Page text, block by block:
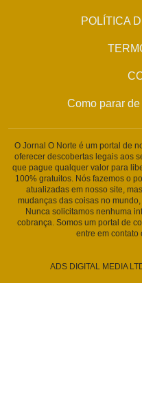
POLÍTICA
Como parar
O Jornal O Norte é um portal de
oferecer descobertas legais aos
que pague qualquer valor para
100% gratuitos. Nós fazemos o
atualizadas em nosso site,
mudanças das coisas no
Nunca solicitamos nenhuma
cobrança. Somos um portal de
entre em contato
ADS DIGITAL MEDIA